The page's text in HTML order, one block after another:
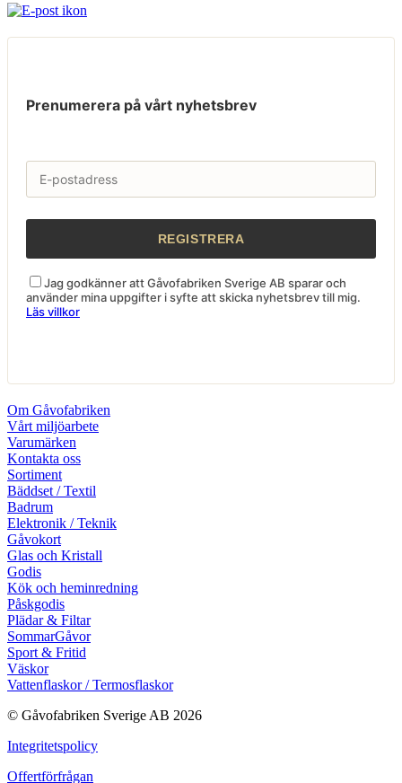
Prenumerera på vårt nyhetsbrev
Jag godkänner att Gåvofabriken Sverige AB sparar och
använder mina uppgifter i syfte att skicka nyhetsbrev till mig.
Läs villkor
Om Gåvofabriken
Vårt miljöarbete
Varumärken
Kontakta oss
Sortiment
Bäddset / Textil
Badrum
Elektronik / Teknik
Gåvokort
Glas och Kristall
Godis
Kök och heminredning
Påskgodis
Plädar & Filtar
SommarGåvor
Sport & Fritid
Väskor
Vattenflaskor / Termosflaskor
© Gåvofabriken Sverige AB 2026
Integritetspolicy
Offertförfrågan